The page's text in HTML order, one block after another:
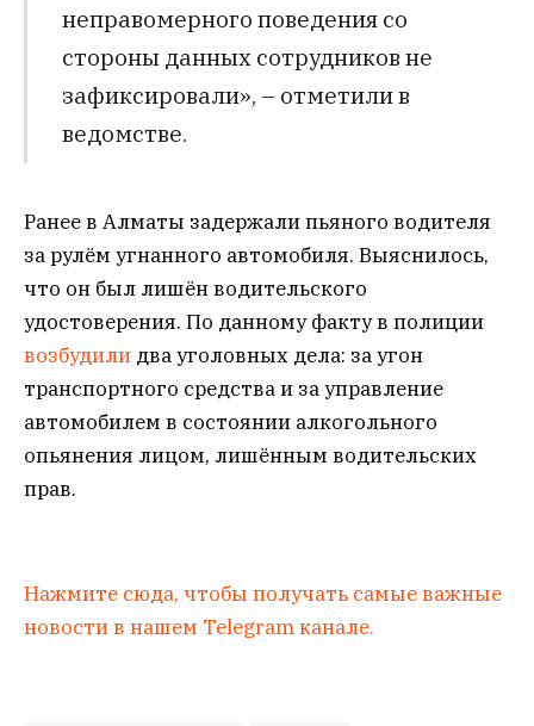
неправомерного поведения со
стороны данных сотрудников не
зафиксировали», – отметили в
ведомстве.
Ранее в Алматы задержали пьяного водителя
за рулём угнанного автомобиля. Выяснилось,
что он был лишён водительского
удостоверения. По данному факту в полиции
возбудили два уголовных дела: за угон
транспортного средства и за управление
автомобилем в состоянии алкогольного
опьянения лицом, лишённым водительских
прав.
Нажмите сюда, чтобы получать самые важные
новости в нашем Telegram канале.